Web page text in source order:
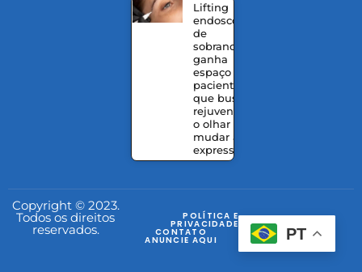
Lifting
endoscópico
de
sobrancelhas
ganha
espaço entre
pacientes
que buscam
rejuvenescer
o olhar sem
mudar a
expressão
Copyright © 2023.
Todos os direitos
reservados.
POLÍTICA E
PRIVACIDADE
CONTATO
ANUNCIE AQUI PT